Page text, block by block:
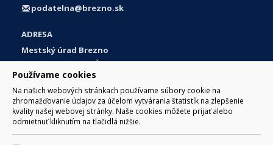
Používame cookies
Na našich webových stránkach používame súbory cookie na
zhromažďovanie údajov za účelom vytvárania štatistík na zlepšenie
kvality našej webovej stránky. Naše cookies môžete prijať alebo
odmietnuť kliknutím na tlačidlá nižšie.
podatelna@brezno.sk
ADRESA
Mestský úrad Brezno
Námestie gen. M. R. Štefánika 1
977 01 Brezno
Slovakia (Slovak Republic)